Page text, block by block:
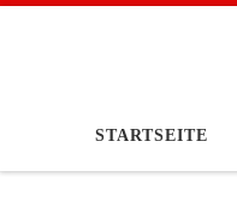
STARTSEITE